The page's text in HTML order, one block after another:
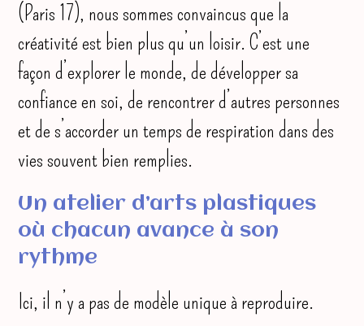
(Paris 17), nous sommes convaincus que la
créativité est bien plus qu’un loisir. C’est une
façon d’explorer le monde, de développer sa
confiance en soi, de rencontrer d’autres personnes
et de s’accorder un temps de respiration dans des
vies souvent bien remplies.
Un atelier d’arts plastiques
où chacun avance à son
rythme
Ici, il n’y a pas de modèle unique à reproduire.